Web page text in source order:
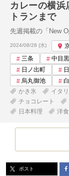
カレーの横浜
トランまで
先週掲載の「New
投稿日:
2024/08/28 (水)
三条
中目黒
日ノ出町
烏丸御池
かき氷
イタ
チョコレート
日本料理
洋食
ポスト